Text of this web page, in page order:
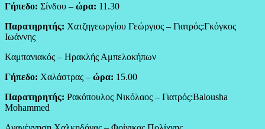
Γήπεδο: Σίνδου – ώρα: 11.30
Παρατηρητής: Χατζηγεωργίου Γεώργιος – Γιατρός:Γκόγκος
Ιωάννης
Καμπανιακός – Ηρακλής Αμπελοκήπων
Γήπεδο: Χαλάστρας – ώρα: 15.00
Παρατηρητής: Ρακόπουλος Νικόλαος – Γιατρός:Balousha
Mohammed